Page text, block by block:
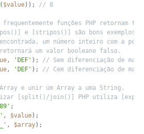
( $value) ) ; // 8
funções PHP retornam
e [stripos()] são bons exemplos
um número inteiro com a
um valor booleano falso.
, 'DEF' ) ;
// Sem diferenciação de
, 'DEF' ) ; // Cem diferenciação de
e unir um Array a uma String.
[split()/join()] PHP utiliza
;
, $value) ;
, $array) ;